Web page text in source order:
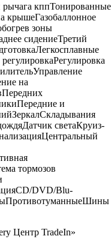
кппТонированные
крышеГазобаллонное
зоны
сидениеТретий
Легкосплавные
Регулировка
Управление
на
Передних
Передние и
ЗеркалСкладывания
Датчик светаКруиз-
Центральный
тормозов
CD/DVD/Blu-
ПротивотуманныеШины
Центр TradeIn»